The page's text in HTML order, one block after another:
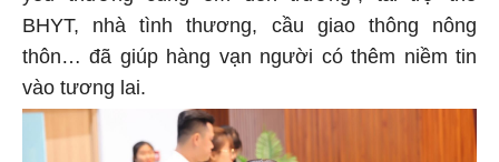
BHYT, nhà tình thương, cầu giao thông nông
thôn… đã giúp hàng vạn người có thêm niềm tin
vào tương lai.